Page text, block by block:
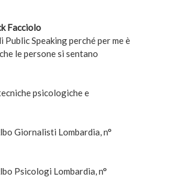
Facciolo
Public Speaking perché per me è
le persone si sentano
psicologiche e
Giornalisti Lombardia, n°
Psicologi Lombardia, n°